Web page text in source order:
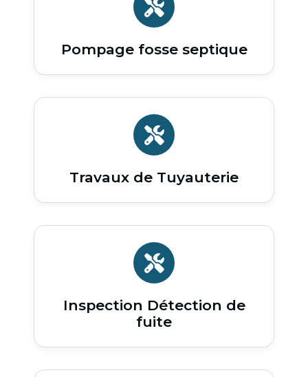
Pompage fosse septique
Travaux de Tuyauterie
Inspection Détection de
fuite